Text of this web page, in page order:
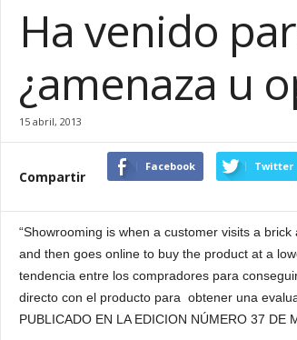
Ha venido
¿amenaza u
15 abril, 2013
Compartir
Facebook Twitter
“Showrooming is when a customer visits a
and then goes online to buy the product at a
tendencia entre los compradores para
directo con el producto para obtener una
PUBLICADO EN LA EDICION NÚMERO 37 DE